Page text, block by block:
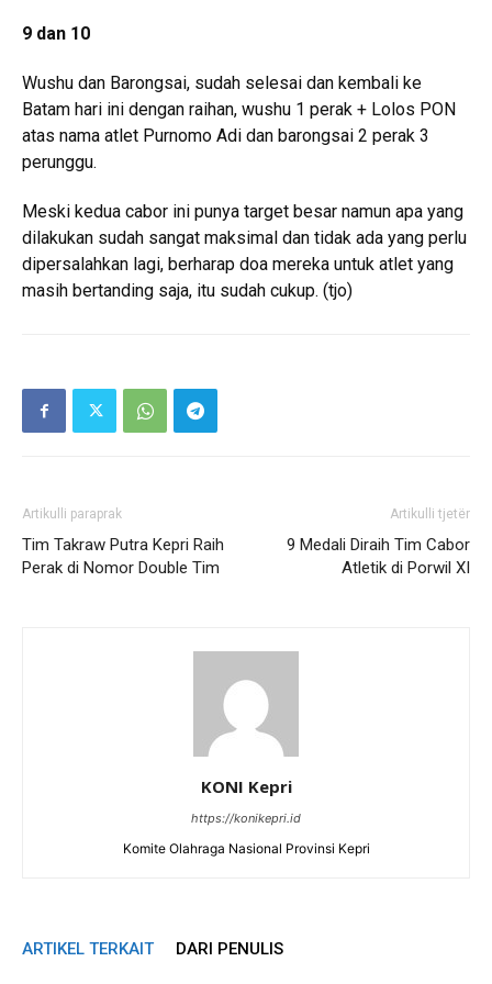
9 dan 10
Wushu dan Barongsai, sudah selesai dan kembali ke
Batam hari ini dengan raihan, wushu 1 perak + Lolos PON
atas nama atlet Purnomo Adi dan barongsai 2 perak 3
perunggu.
Meski kedua cabor ini punya target besar namun apa yang
dilakukan sudah sangat maksimal dan tidak ada yang perlu
dipersalahkan lagi, berharap doa mereka untuk atlet yang
masih bertanding saja, itu sudah cukup. (tjo)
Artikulli paraprak
Tim Takraw Putra Kepri Raih
Perak di Nomor Double Tim
Artikulli tjetër
9 Medali Diraih Tim Cabor
Atletik di Porwil XI
KONI Kepri
https://konikepri.id
Komite Olahraga Nasional Provinsi Kepri
ARTIKEL TERKAIT DARI PENULIS